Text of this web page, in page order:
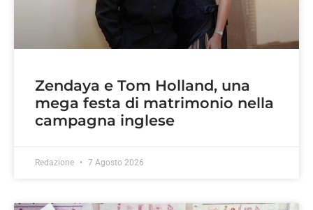
Zendaya e Tom Holland, una
mega festa di matrimonio nella
campagna inglese
Redazione 7 Agosto 2026